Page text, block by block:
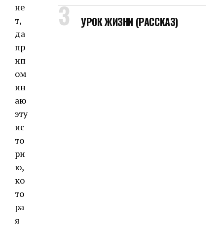
не
т,
да
пр
ип
ом
ин
аю
эту
ис
то
ри
ю,
ко
то
ра
я
УРОК ЖИЗНИ (РАССКАЗ)